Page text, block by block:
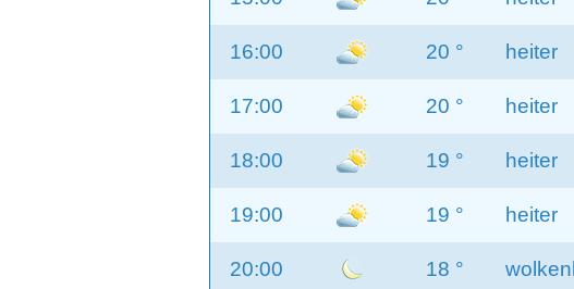
16:00 20 ° heiter
17:00 20 ° heiter
18:00 19 ° heiter
19:00 19 ° heiter
20:00 18 °